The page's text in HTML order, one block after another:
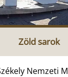
Zöld sarok
Nemzeti